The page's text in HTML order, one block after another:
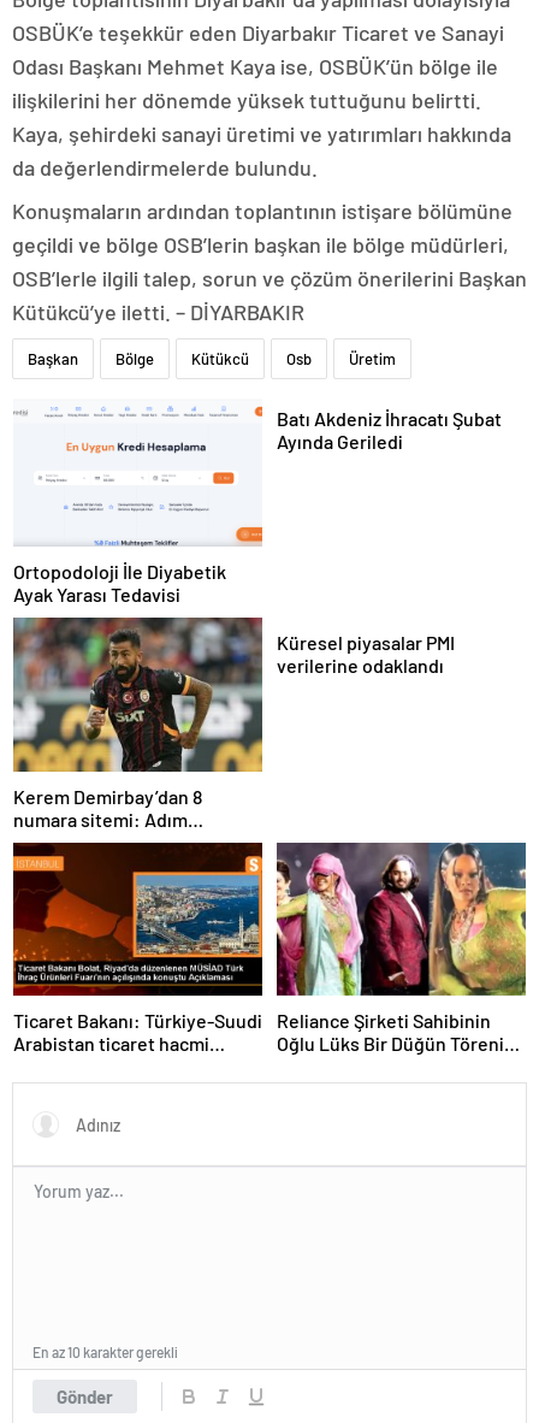
OSBÜK’e teşekkür eden Diyarbakır Ticaret ve Sanayi
Odası Başkanı Mehmet Kaya ise, OSBÜK’ün bölge ile
ilişkilerini her dönemde yüksek tuttuğunu belirtti.
Kaya, şehirdeki sanayi üretimi ve yatırımları hakkında
da değerlendirmelerde bulundu.
Konuşmaların ardından toplantının istişare bölümüne
geçildi ve bölge OSB’lerin başkan ile bölge müdürleri,
OSB’lerle ilgili talep, sorun ve çözüm önerilerini Başkan
Kütükcü’ye iletti. – DİYARBAKIR
Başkan Bölge Kütükcü Osb Üretim
Ortopodoloji İle Diyabetik
Ayak Yarası Tedavisi
Batı Akdeniz İhracatı Şubat
Ayında Geriledi
Kerem Demirbay’dan 8
numara sitemi: Adım
Kereminho olsaydı…
Küresel piyasalar PMI
verilerine odaklandı
Ticaret Bakanı: Türkiye-Suudi
Arabistan ticaret hacmi
Reliance Şirketi Sahibinin
Oğlu Lüks Bir Düğün Töreni
Gönder
En az 10 karakter gerekli